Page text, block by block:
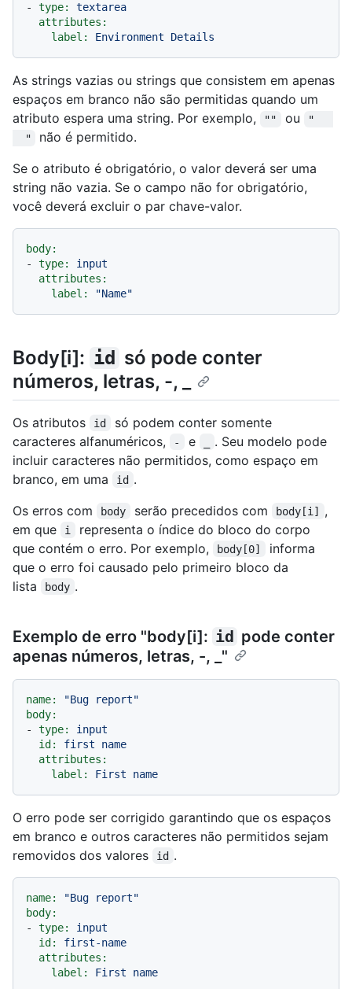
-
type:
textarea
attributes:
label:
Environment Details
As strings vazias ou strings que consistem em apenas
espaços em branco não são permitidas quando um
atributo espera uma string. Por exemplo,
"" ou
"
  "
não é permitido.
Se o atributo é obrigatório, o valor deverá ser uma
string não vazia. Se o campo não for obrigatório,
você deverá excluir o par chave-valor.
body:
-
type:
input
attributes:
label:
"Name"
Body[i]: id só pode conter
números, letras, -, _
Os atributos id
só podem conter somente
caracteres alfanuméricos,
- e
. Seu modelo pode
incluir caracteres não permitidos, como espaço em
branco, em uma
id .
Os erros com
body serão precedidos com body[i]
,
em que
i
representa o índice do bloco do corpo
que contém o erro. Por exemplo,
body[0]
informa
que o erro foi causado pelo primeiro bloco da
lista
body .
Exemplo de erro "body[i]: id pode conter
apenas números, letras, -, _"
name:
"Bug report"
body:
-
type:
input
id:
first
name
attributes:
label:
First name
O erro pode ser corrigido garantindo que os espaços
em branco e outros caracteres não permitidos sejam
removidos dos valores
id .
name:
"Bug report"
body:
-
type:
input
id:
first-name
attributes:
label:
First name